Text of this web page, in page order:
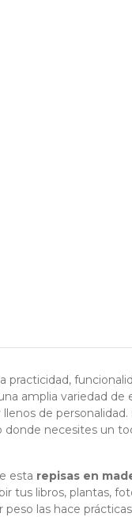
practicidad,
amplia variedad de
de personalidad.
donde necesites un
esta repisas en
tus libros, plantas,
las hace